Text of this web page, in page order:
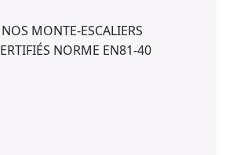
MONTE-ESCALIERS
NORME EN81-40